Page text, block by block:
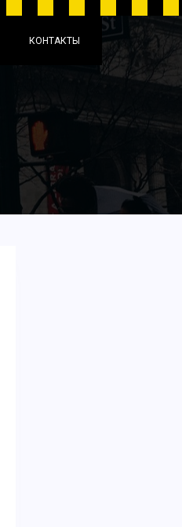
КОНТАКТЫ